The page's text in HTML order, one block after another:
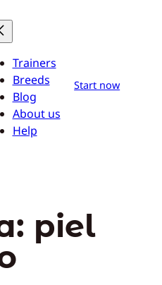
Trainers
Breeds
Blog
About us
Help
Start now
piel